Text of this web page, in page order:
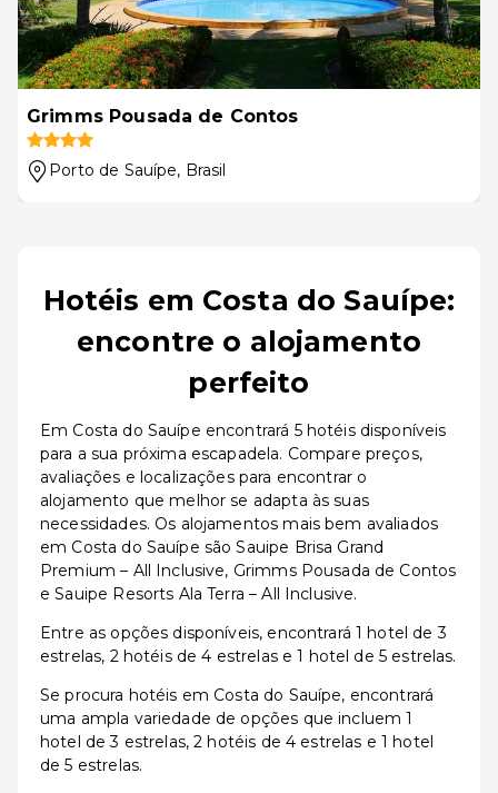
Grimms Pousada de Contos
Porto de Sauípe, Brasil
Hotéis em Costa do Sauípe:
encontre o alojamento
perfeito
Em Costa do Sauípe encontrará 5 hotéis disponíveis
para a sua próxima escapadela. Compare preços,
avaliações e localizações para encontrar o
alojamento que melhor se adapta às suas
necessidades. Os alojamentos mais bem avaliados
em Costa do Sauípe são Sauipe Brisa Grand
Premium – All Inclusive, Grimms Pousada de Contos
e Sauipe Resorts Ala Terra – All Inclusive.
Entre as opções disponíveis, encontrará 1 hotel de 3
estrelas, 2 hotéis de 4 estrelas e 1 hotel de 5 estrelas.
Se procura hotéis em Costa do Sauípe, encontrará
uma ampla variedade de opções que incluem 1
hotel de 3 estrelas, 2 hotéis de 4 estrelas e 1 hotel
de 5 estrelas.